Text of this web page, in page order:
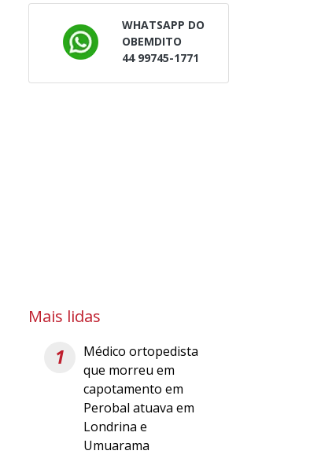
WHATSAPP DO
OBEMDITO
44 99745-1771
Mais lidas
1
Médico ortopedista
que morreu em
capotamento em
Perobal atuava em
Londrina e
Umuarama